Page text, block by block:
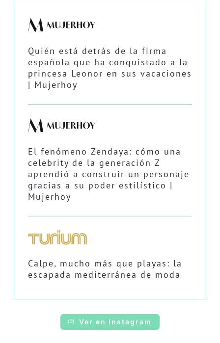
Quién está detrás de la firma
española que ha conquistado a la
princesa Leonor en sus vacaciones
| Mujerhoy
El fenómeno Zendaya: cómo una
celebrity de la generación Z
aprendió a construir un personaje
gracias a su poder estilístico |
Mujerhoy
Calpe, mucho más que playas: la
escapada mediterránea de moda
Ver en Instagram